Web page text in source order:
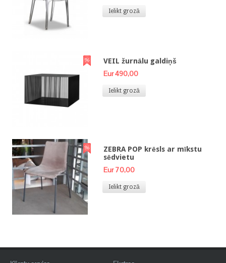
Ielikt grozā
VEIL žurnālu galdiņš
Eur 490,00
Ielikt grozā
ZEBRA POP krēsls ar mīkstu
sēdvietu
Eur 70,00
Ielikt grozā